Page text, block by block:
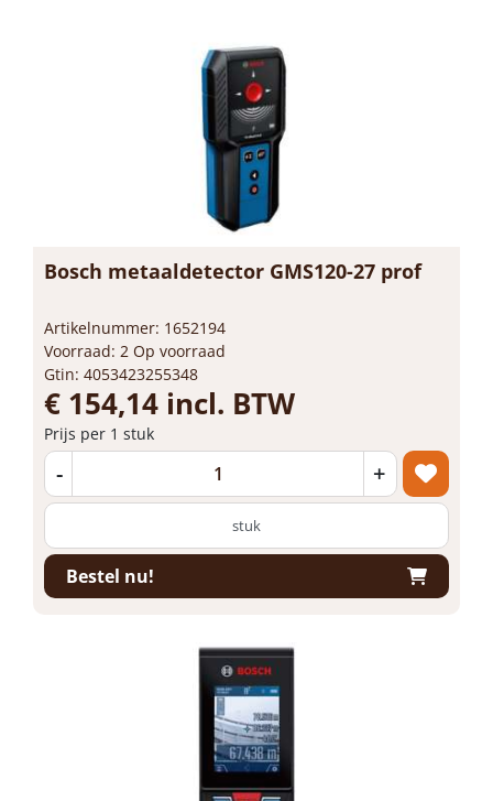
Bosch metaaldetector GMS120-27 prof
Artikelnummer: 1652194
Voorraad: 2 Op voorraad
Gtin: 4053423255348
€ 154,14 incl. BTW
Prijs per 1 stuk
- +
stuk
Bestel nu!